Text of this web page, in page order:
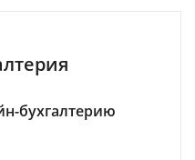
бухгалтерию